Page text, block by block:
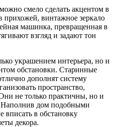
смело сделать акцентом в
прихожей, винтажное зеркало
машинка, превращенная в
взгляд и задают тон
украшением интерьера, но и
обстановки. Старинные
дополнят систему
пространство,
не только практичны, но и
Наполнив дом подобными
вписать в обстановку
декора.